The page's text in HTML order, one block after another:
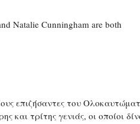
Natalie Cunningham are both
επιζήσαντες του
και τρίτης γενιάς, οι οποίοι